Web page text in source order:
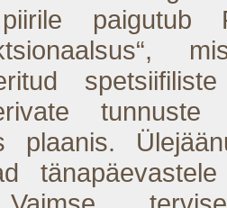
plaanis.